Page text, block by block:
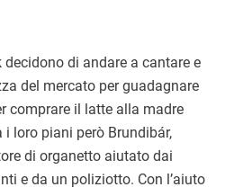
decidono di andare a cantare e
del mercato per guadagnare
comprare il latte alla madre
loro piani però Brundibár,
di organetto aiutato dai
e da un poliziotto. Con l’aiuto